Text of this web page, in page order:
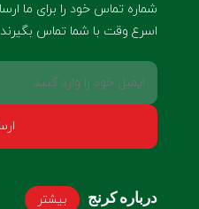
شماره تماس خود را برای ما
اسرع وقت با شما تماس
درباره کرنج بیشتر